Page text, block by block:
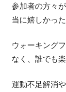
参加者の方々
当に嬉しかった
ウォーキング
なく、誰でも
運動不足解消